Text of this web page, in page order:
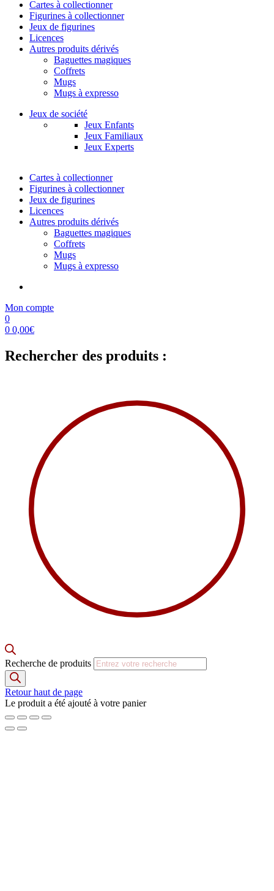
Cartes à collectionner
Figurines à collectionner
Jeux de figurines
Licences
Autres produits dérivés
Baguettes magiques
Coffrets
Mugs
Mugs à expresso
Jeux de société
Jeux Enfants
Jeux Familiaux
Jeux Experts
Cartes à collectionner
Figurines à collectionner
Jeux de figurines
Licences
Autres produits dérivés
Baguettes magiques
Coffrets
Mugs
Mugs à expresso
Mon compte
0
0 0,00€
Rechercher des produits :
Recherche de produits
Retour haut de page
Le produit a été ajouté à votre panier